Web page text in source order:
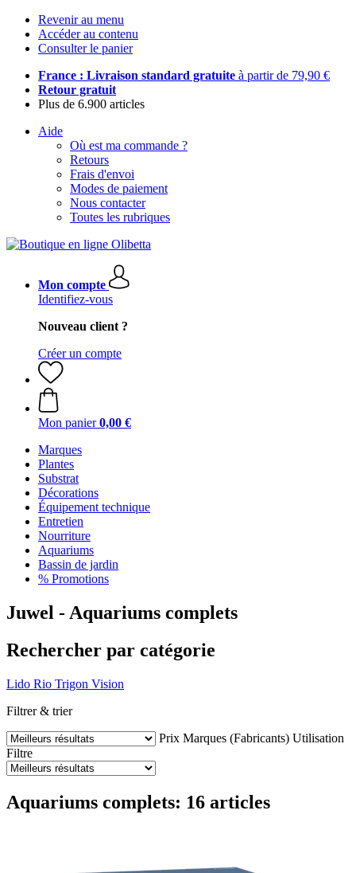
Revenir au menu
Accéder au contenu
Consulter le panier
France : Livraison standard gratuite à partir de 79,90 €
Retour gratuit
Plus de 6.900 articles
Aide
Où est ma commande ?
Retours
Frais d'envoi
Modes de paiement
Nous contacter
Toutes les rubriques
Mon compte
Identifiez-vous
Nouveau client ?
Créer un compte
Mon panier 0,00 €
Marques
Plantes
Substrat
Décorations
Équipement technique
Entretien
Nourriture
Aquariums
Bassin de jardin
% Promotions
Juwel - Aquariums complets
Rechercher par catégorie
Lido Rio Trigon Vision
Filtrer & trier
Prix Marques (Fabricants) Utilisation
Filtre
Aquariums complets: 16 articles